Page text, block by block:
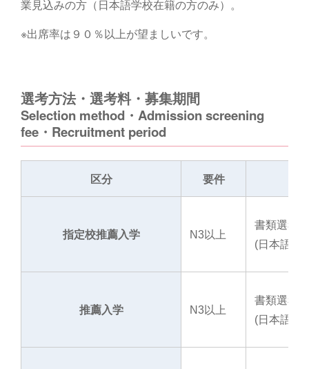
業見込みの方（日本語学校在籍の方のみ）。
※出席率は９０％以上が望ましいです。
選考方法・選考料・募集期間
Selection method・Admission screening
fee・Recruitment period
区分 要件
指定校推薦入学 N3以上
書類選考
(日本語・
推薦入学 N3以上
書類選考
(日本語・